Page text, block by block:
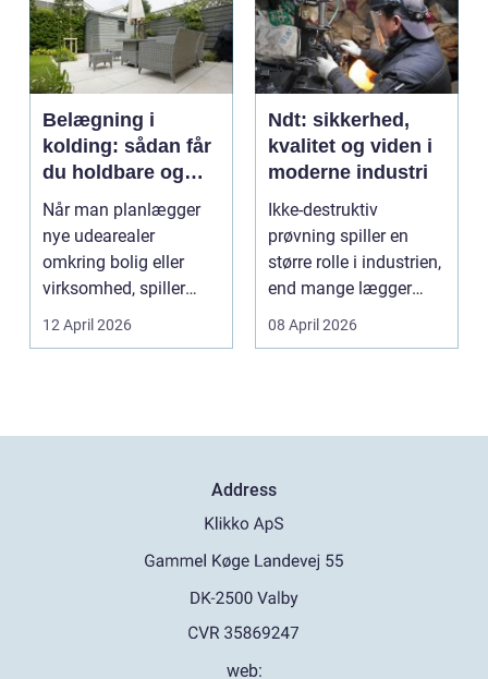
Belægning i
kolding: sådan får
du holdbare og
flotte udearealer
Når man planlægger
nye udearealer
omkring bolig eller
virksomhed, spiller
belægningen en helt
centra...
12 April 2026
Ndt: sikkerhed,
kvalitet og viden i
moderne industri
Ikke-destruktiv
prøvning spiller en
større rolle i industrien,
end mange lægger
mærke til i hverdage...
08 April 2026
Address
web: